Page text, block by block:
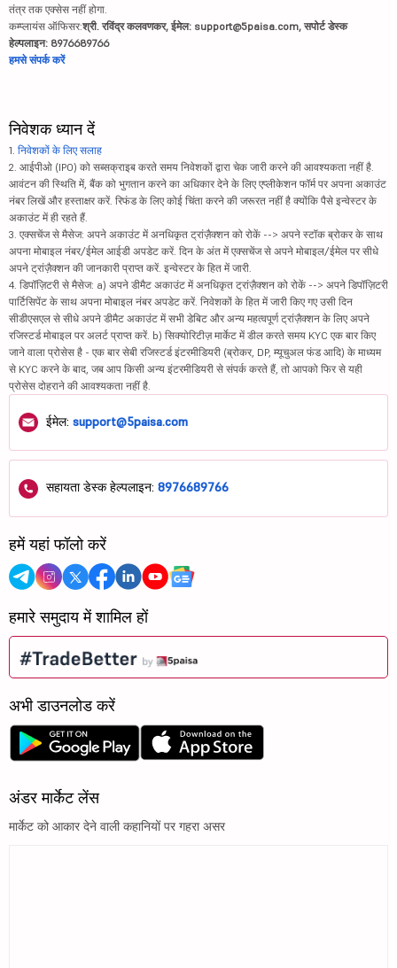
तंत्र तक एक्सेस नहीं होगा.
कम्प्लायंस ऑफिसर:श्री. रविंद्र कलवणकर, ईमेल: support@5paisa.com, सपोर्ट डेस्क
हेल्पलाइन: 8976689766
हमसे संपर्क करें
निवेशक ध्यान दें
1. निवेशकों के लिए सलाह
2. आईपीओ (IPO) को सब्सक्राइब करते समय निवेशकों द्वारा चेक जारी करने की आवश्यकता नहीं है.
आवंटन की स्थिति में, बैंक को भुगतान करने का अधिकार देने के लिए एप्लीकेशन फॉर्म पर अपना अकाउंट
नंबर लिखें और हस्ताक्षर करें. रिफंड के लिए कोई चिंता करने की जरूरत नहीं है क्योंकि पैसे इन्वेस्टर के
अकाउंट में ही रहते हैं.
3. एक्सचेंज से मैसेज: अपने अकाउंट में अनधिकृत ट्रांज़ैक्शन को रोकें --> अपने स्टॉक ब्रोकर के साथ
अपना मोबाइल नंबर/ईमेल आईडी अपडेट करें. दिन के अंत में एक्सचेंज से अपने मोबाइल/ईमेल पर सीधे
अपने ट्रांज़ैक्शन की जानकारी प्राप्त करें. इन्वेस्टर के हित में जारी.
4. डिपॉज़िटरी से मैसेज: a) अपने डीमैट अकाउंट में अनधिकृत ट्रांज़ैक्शन को रोकें --> अपने डिपॉज़िटरी
पार्टिसिपेंट के साथ अपना मोबाइल नंबर अपडेट करें. निवेशकों के हित में जारी किए गए उसी दिन
सीडीएसएल से सीधे अपने डीमैट अकाउंट में सभी डेबिट और अन्य महत्वपूर्ण ट्रांज़ैक्शन के लिए अपने
रजिस्टर्ड मोबाइल पर अलर्ट प्राप्त करें. b) सिक्योरिटीज़ मार्केट में डील करते समय KYC एक बार किए
जाने वाला प्रोसेस है - एक बार सेबी रजिस्टर्ड इंटरमीडियरी (ब्रोकर, DP, म्यूचुअल फंड आदि) के माध्यम
से KYC करने के बाद, जब आप किसी अन्य इंटरमीडियरी से संपर्क करते हैं, तो आपको फिर से यही
प्रोसेस दोहराने की आवश्यकता नहीं है.
ईमेल: support@5paisa.com
सहायता डेस्क हेल्पलाइन: 8976689766
हमें यहां फॉलो करें
हमारे समुदाय में शामिल हों
अभी डाउनलोड करें
अंडर मार्केट लेंस
मार्केट को आकार देने वाली कहानियों पर गहरा असर